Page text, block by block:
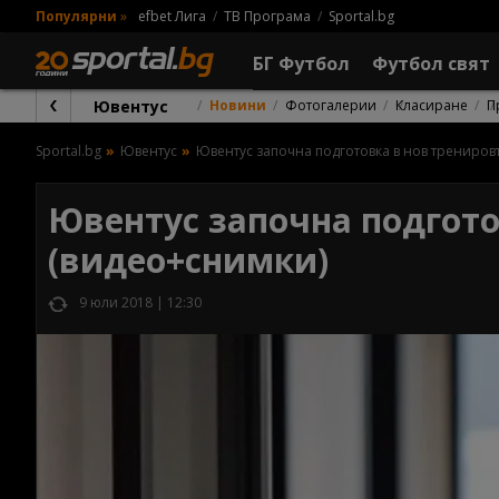
Популярни » efbet Лига ТВ Програма Sportal.bg
БГ Футбол Футбол свят
Ювентус Новини Фотогалерии Класиране
Sportal.bg Ювентус Ювентус започна подготовка в нов
Ювентус започна
(видео+снимки)
9 юли 2018 | 12:30